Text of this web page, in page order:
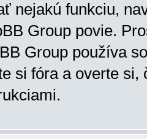
nejakú funkciu,
Group povie.
Group používa
si fóra a overte